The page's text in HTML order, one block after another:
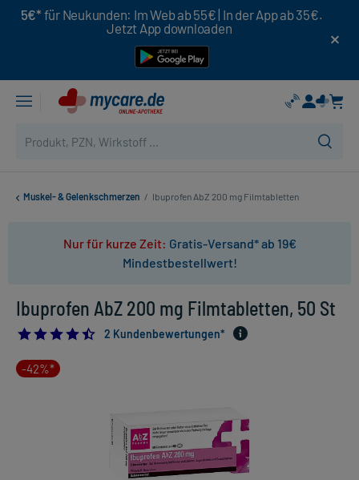
5€* für Neukunden: Im Web ab 55€ | In der App ab 35€.
Jetzt App downloaden
Muskel- & Gelenkschmerzen / Ibuprofen AbZ 200 mg Filmtabletten
Nur für kurze Zeit: Gratis-Versand* ab 19€
Mindestbestellwert!
Ibuprofen AbZ 200 mg Filmtabletten, 50 St
4.5
2 Kundenbewertungen*
-42%*